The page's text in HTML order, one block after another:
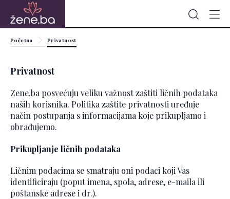
Početna Privatnost
Privatnost
Zene.ba posvećuju veliku važnost zaštiti ličnih podataka
naših korisnika. Politika zaštite privatnosti uređuje
način postupanja s informacijama koje prikupljamo i
obrađujemo.
Prikupljanje ličnih podataka
Ličnim podacima se smatraju oni podaci koji Vas
identificiraju (poput imena, spola, adrese, e-maila ili
poštanske adrese i dr.).